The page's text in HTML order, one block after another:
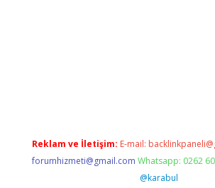
Reklam ve İletişim: E-mail:
forumhizmeti@gmail.com Whatsapp: 0262
@karabul